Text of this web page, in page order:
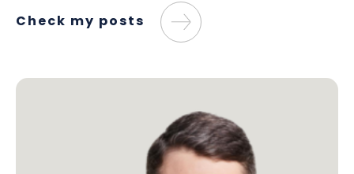
Check my posts